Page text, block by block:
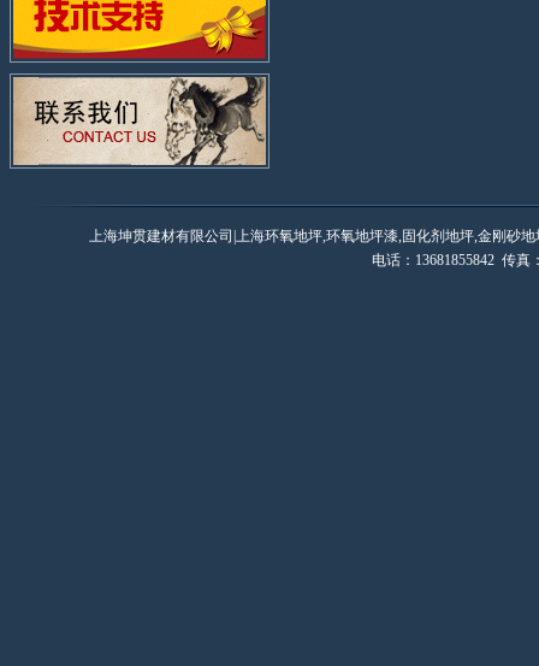
上海坤贯建材有限公司|上海环氧地坪,环氧地坪漆,固化剂地坪,金刚砂
电话：13681855842 传真